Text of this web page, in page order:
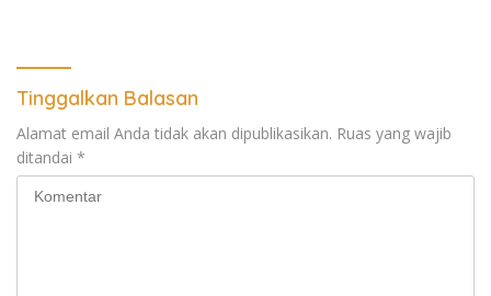
Pemantau dan Pengawas
MBG
Tinggalkan Balasan
Alamat email Anda tidak akan dipublikasikan. Ruas yang wajib
ditandai *